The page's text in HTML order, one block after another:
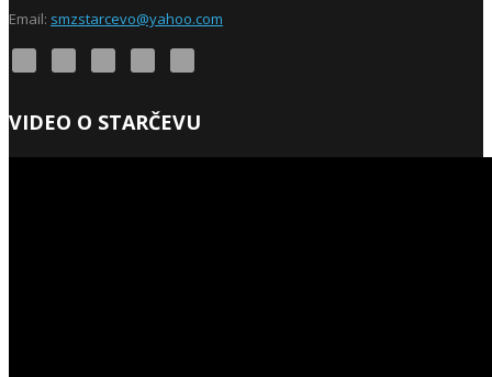
Email: smzstarcevo@yahoo.com
VIDEO O STARČEVU